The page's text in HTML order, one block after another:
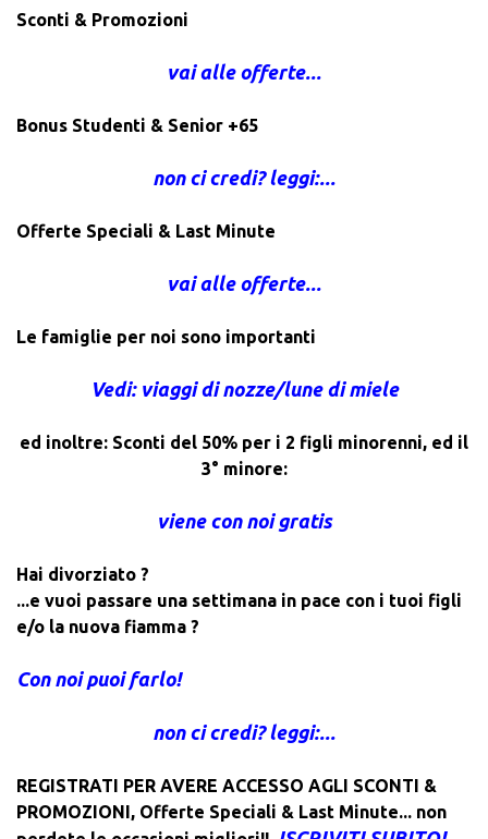
Sconti & Promozioni
vai alle offerte...
Bonus Studenti & Senior +65
non ci credi? leggi:...
Offerte Speciali & Last Minute
vai alle offerte...
Le famiglie per noi sono importanti
Vedi: viaggi di nozze/lune di miele
ed inoltre: Sconti del 50% per i 2 figli minorenni, ed il
3° minore:
viene con noi gratis
Hai divorziato ?
...e vuoi passare una settimana in pace con i tuoi figli
e/o la nuova fiamma ?
Con noi puoi farlo!
non ci credi? leggi:...
REGISTRATI PER AVERE ACCESSO AGLI SCONTI &
PROMOZIONI, Offerte Speciali & Last Minute... non